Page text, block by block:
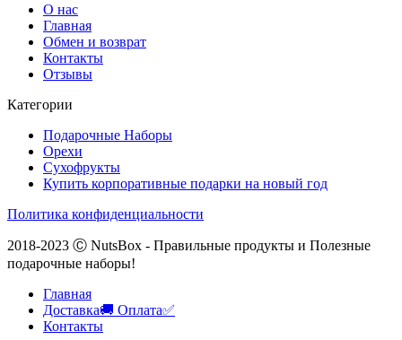
О нас
Главная
Обмен и возврат
Контакты
Отзывы
Категории
Подарочные Наборы
Орехи
Сухофрукты
Купить корпоративные подарки на новый год
Политика конфиденциальности
2018-2023 Ⓒ NutsBox - Правильные продукты и Полезные
подарочные наборы!
Главная
Доставка🚚 Оплата✅
Контакты